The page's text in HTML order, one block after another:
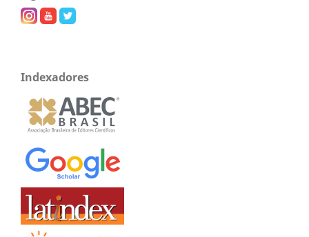
Indexadores